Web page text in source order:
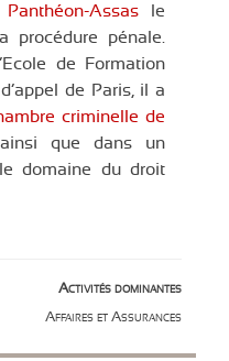
Assas le
procédure pénale.
de Formation
de Paris, il a
criminelle de
que dans un
domaine du droit
Activités dominantes
Affaires et Assurances